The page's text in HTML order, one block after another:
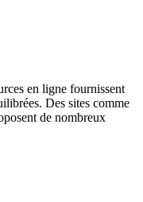
en ligne fournissent
Des sites comme
de nombreux